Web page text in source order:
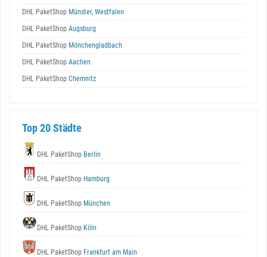
DHL PaketShop Münster, Westfalen
DHL PaketShop Augsburg
DHL PaketShop Mönchengladbach
DHL PaketShop Aachen
DHL PaketShop Chemnitz
Top 20 Städte
DHL PaketShop Berlin
DHL PaketShop Hamburg
DHL PaketShop München
DHL PaketShop Köln
DHL PaketShop Frankfurt am Main